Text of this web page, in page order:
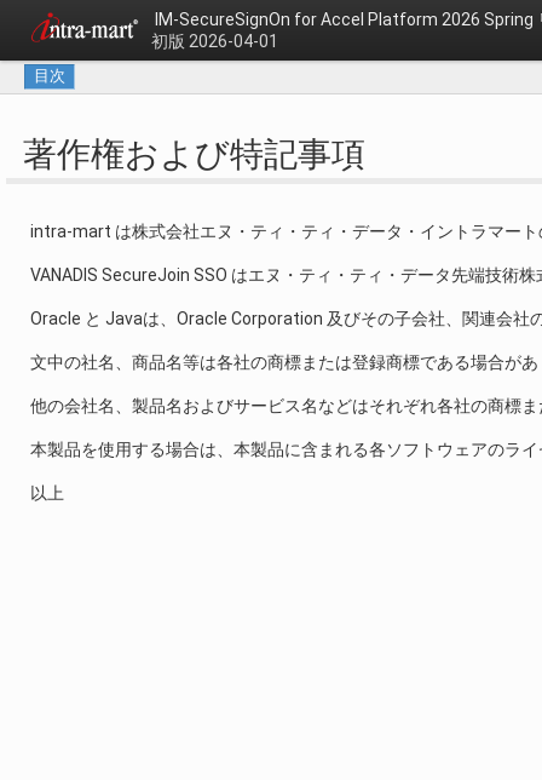
IM-SecureSignOn for Accel Platform 2026 Spring
初版 2026-04-01
目次
著作権および特記事項
intra-mart は株式会社エヌ・ティ・ティ・データ・イントラマー
VANADIS SecureJoin SSO はエヌ・ティ・ティ・データ先端技術
Oracle と Javaは、Oracle Corporation 及びその子会社、関連会社
文中の社名、商品名等は各社の商標または登録商標である場合が
他の会社名、製品名およびサービス名などはそれぞれ各社の商標
本製品を使用する場合は、本製品に含まれる各ソフトウェアのラ
以上